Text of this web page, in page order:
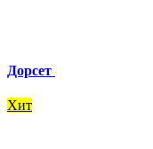
Дорсет
Хит